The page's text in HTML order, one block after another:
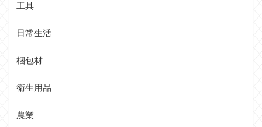
工具
日常生活
梱包材
衛生用品
農業